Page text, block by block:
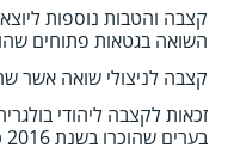
קצבה והטבות נוספות
השואה בגטאות פתוחים
קצבה לניצולי שואה אשר
זכאות לקצבה ליהודי
בערים שהוכרו בשנת 2016 כגטו פתוח